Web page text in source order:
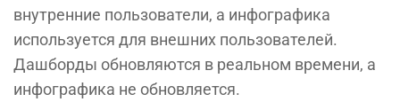
внутренние пользователи, а инфографика
используется для внешних пользователей.
Дашборды обновляются в реальном времени, а
инфографика не обновляется.